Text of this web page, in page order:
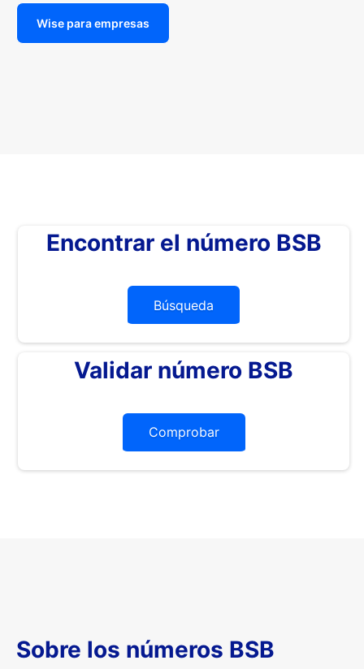
Wise para empresas
Encontrar el número BSB
Búsqueda
Validar número BSB
Comprobar
Sobre los números BSB